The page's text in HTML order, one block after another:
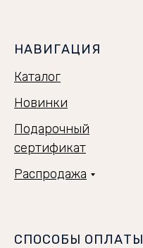
НАВИГАЦИЯ
Каталог
Новинки
Подарочный
сертификат
Распродажа
СПОСОБЫ ОПЛАТЫ